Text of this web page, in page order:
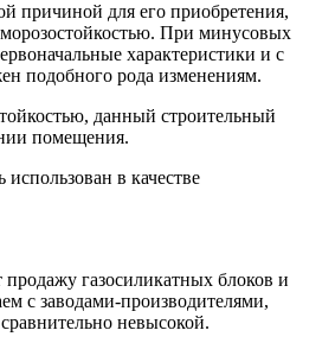
причиной для его приобретения,
При минусовых
характеристики и с
подобного рода изменениям.
данный строительный
помещения.
в качестве
продажу газосиликатных блоков и
с заводами-производителями,
сравнительно невысокой.